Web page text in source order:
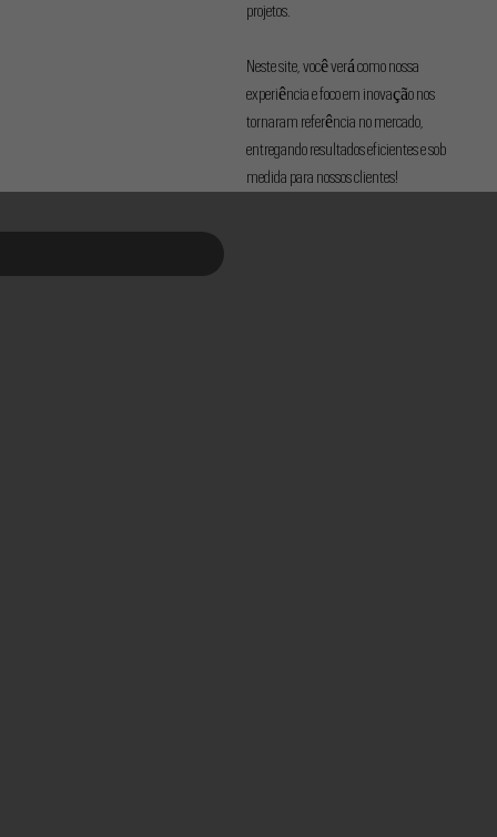
projetos.
Neste site, você verá como nossa
experiência e foco em inovação nos
tornaram referência no mercado,
entregando resultados eficientes e sob
medida para nossos clientes!